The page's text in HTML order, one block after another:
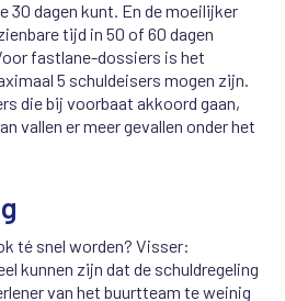
30 dagen kunt. En de moeilijker
tijd in 50 of 60 dagen
fastlane-dossiers is het
5 schuldeisers mogen zijn.
die bij voorbaat akkoord gaan,
vallen er meer gevallen onder het
té snel worden? Visser:
kunnen zijn dat de schuldregeling
van het buurtteam te weinig